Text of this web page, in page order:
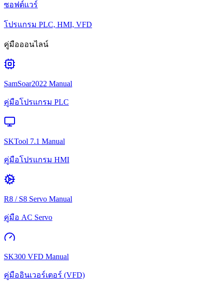
ซอฟต์แวร์
โปรแกรม PLC, HMI, VFD
คู่มือออนไลน์
SamSoar2022 Manual
คู่มือโปรแกรม PLC
SKTool 7.1 Manual
คู่มือโปรแกรม HMI
R8 / S8 Servo Manual
คู่มือ AC Servo
SK300 VFD Manual
คู่มืออินเวอร์เตอร์ (VFD)